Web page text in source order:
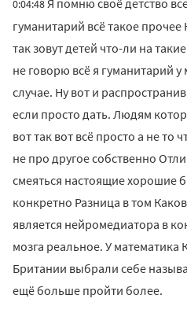
0:04:48Я помню своё детство
гуманитарий всё такое
так зовут детей что-ли на
не говорю всё я гуманитарий
случае. Ну вот и
если просто дать. Людям
вот так вот всё просто а не то
не про другое собственно
смеяться настоящие хорошие
конкретно Разница в том
является нейромедиатора в
мозга реальное. У математика
Британии выбрали себе
ещё больше пройти более.